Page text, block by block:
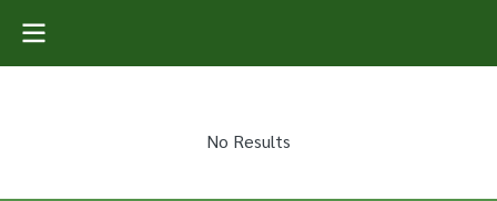
No Results